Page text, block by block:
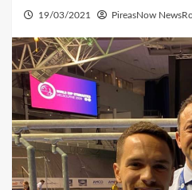
19/03/2021 PireasNow